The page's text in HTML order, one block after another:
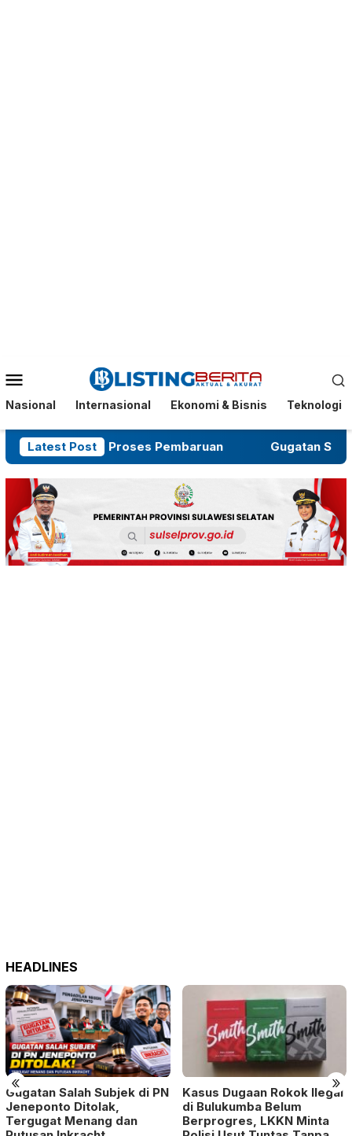
Mobile
Nasional Internasional Ekonomi & Bisnis Teknologi
Latest Post
dalam Proses Pembaruan Gugatan Salah
HEADLINES
« »
Gugatan Salah Subjek di PN
Jeneponto Ditolak,
Tergugat Menang dan
Kasus Dugaan Rokok Ilegal
di Bulukumba Belum
Berprogres, LKKN Minta